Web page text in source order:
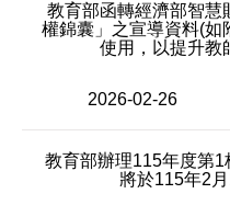
教育部函轉經濟部智慧
權錦囊」之宣導資料(如
使用，以提升教
2026-02-26
教育部辦理115年度第
將於115年2